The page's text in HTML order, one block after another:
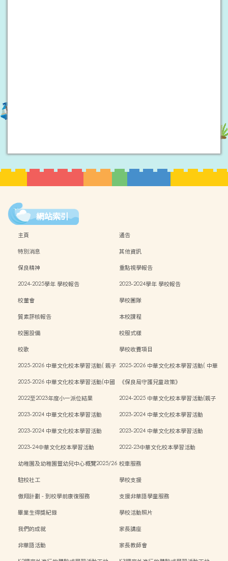
網站索引
主頁
通告
特別消息
其他資訊
保良精神
重點視學報告
2024-2025學年 學校報告
2023-2024學年 學校報告
校董會
學校團隊
質素評核報告
本校課程
校園設備
校服式樣
校歌
學校收費項目
2025-2026 中華文化校本學習活動( 親子 2025-2026 中華文化校本學習活動( 中華
2025-2026 中華文化校本學習活動(中國
《保良局守護兒童政策》
2022至2023年度小一派位結果
2024-2025 中華文化校本學習活動(親子
2023-2024 中華文化校本學習活動
2023-2024 中華文化校本學習活動
2023-2024 中華文化校本學習活動
2023-2024 中華文化校本學習活動
2023-24中華文化校本學習活動
2022-23中華文化校本學習活動
幼稚園及幼稚園暨幼兒中心概覽2025/26 校車服務
駐校社工
學校支援
傲翔計劃 - 到校學前康復服務
支援非華語學童服務
畢業生得獎紀錄
學校活動照片
我們的成就
家長講座
非華語活動
家長教師會